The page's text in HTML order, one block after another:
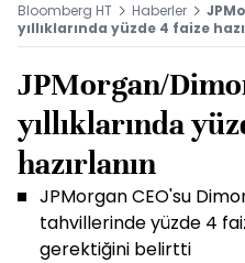
Bloomberg HT Haberler
yıllıklarında yüzde 4 faize
JPMorgan/
yıllıklarında
hazırlanın
JPMorgan CEO'su
tahvillerinde yüzde 4
gerektiğini belirtti